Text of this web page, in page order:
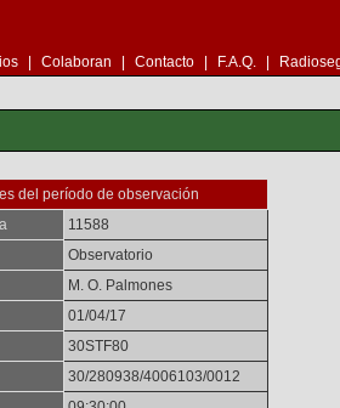
Colaboran Contacto F.A.Q.
del período de observación
11588
Observatorio
M. O. Palmones
01/04/17
30STF80
30/280938/4006103/0012